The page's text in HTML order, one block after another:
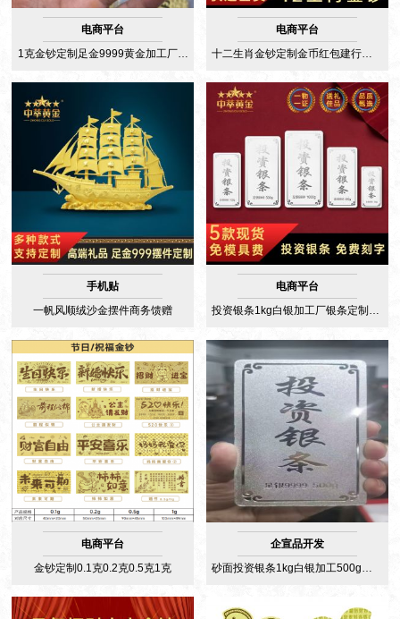
电商平台
1克金钞定制足金9999黄金加工厂接单招财进宝心想事成公主请发财
电商平台
十二生肖金钞定制金币红包建行压岁生日黄金1克足金纪念金钞龙年
手机贴
一帆风顺绒沙金摆件商务馈赠
电商平台
投资银条1kg白银加工厂银条定制500g来料加工深圳源头工厂水贝
电商平台
金钞定制0.1克0.2克0.5克1克
企宣品开发